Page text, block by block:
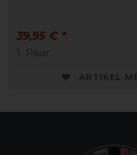
39,95 € *
1
Paar
ARTIKEL